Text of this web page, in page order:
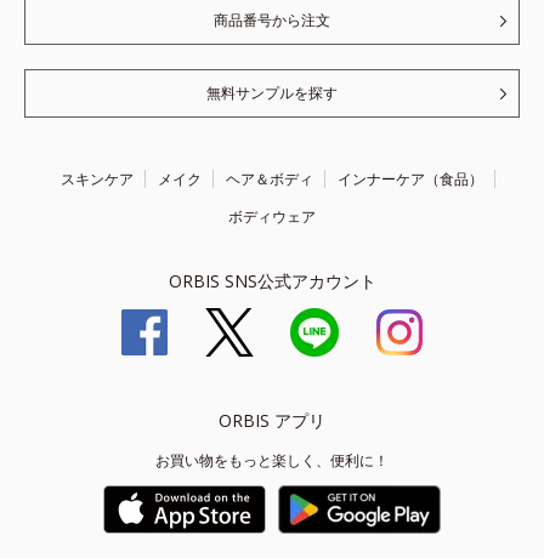
商品番号から注文
無料サンプルを探す
スキンケア メイク ヘア＆ボディ
インナーケア（食品）
ボディウェア
ORBIS SNS公式アカウント
ORBIS アプリ
お買い物をもっと楽しく、便利に！